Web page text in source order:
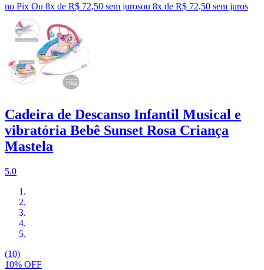
no Pix Ou 8x de R$ 72,50 sem jurosou 8x de R$ 72,50 sem juros
Cadeira de Descanso Infantil Musical e
vibratória Bebê Sunset Rosa Criança
Mastela
5.0
(10)
10% OFF